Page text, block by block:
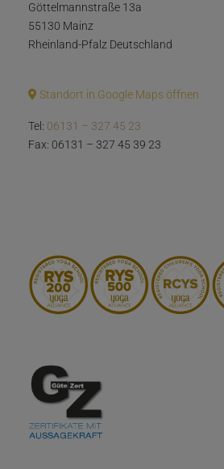
Göttelmannstraße 13a
55130 Mainz
Rheinland-Pfalz Deutschland
Standort in Google Maps öffnen
Tel: 06131 – 327 45 23
Fax: 06131 – 327 45 39 23